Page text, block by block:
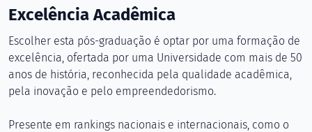
Excelência Acadêmica
Escolher esta pós-graduação é optar por uma formação de
excelência, ofertada por uma Universidade com mais de 50
anos de história, reconhecida pela qualidade acadêmica,
pela inovação e pelo empreendedorismo.
Presente em rankings nacionais e internacionais, como o